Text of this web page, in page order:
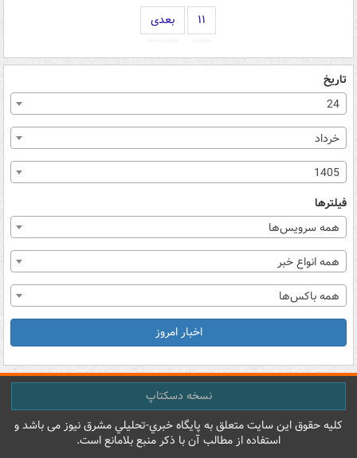
۱۱ بعدی
تاریخ
24
خرداد
1405
فیلترها
همه سرویس‌ها
همه انواع خبر
همه باکس‌ها
اخبار امروز
نسخه دسکتاپ
کليه حقوق اين سايت متعلق به پایگاه خبري-تحليلي مشرق نيوز می باشد و
استفاده از مطالب آن با ذکر منبع بلامانع است.